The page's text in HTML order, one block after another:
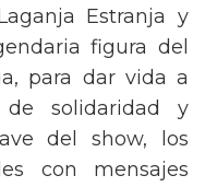
Estranja y
figura del
para dar vida a
solidaridad y
del show, los
con mensajes